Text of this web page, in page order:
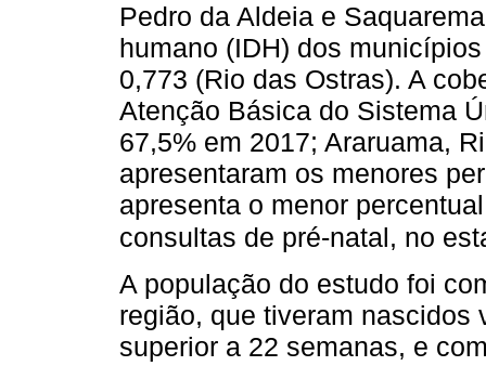
Pedro da Aldeia e
humano (IDH) dos
0,773 (Rio das Ostras). A
Atenção Básica do Sistema
67,5% em 2017; Araruama,
apresentaram os menores
apresenta o menor
consultas de pré-natal, no
A população do estudo foi
região, que tiveram nascidos
superior a 22 semanas, e